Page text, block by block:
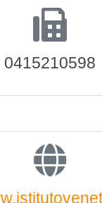
0415210598